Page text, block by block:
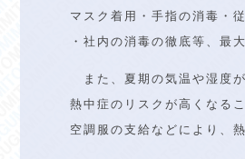
マスク着用・手指の消毒・
・社内の消毒の徹底等、最
また、夏期の気温や湿度
熱中症のリスクが高くなる
空調服の支給などにより、